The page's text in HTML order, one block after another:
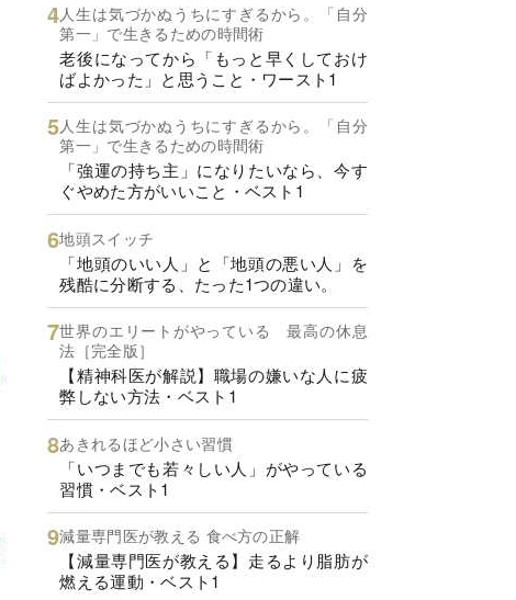
人生は気づかぬうちにすぎるから。「自分
第一」で生きるための時間術
老後になってから「もっと早くしておけ
ばよかった」と思うこと・ワースト1
人生は気づかぬうちにすぎるから。「自分
第一」で生きるための時間術
「強運の持ち主」になりたいなら、今す
ぐやめた方がいいこと・ベスト1
地頭スイッチ
「地頭のいい人」と「地頭の悪い人」を
残酷に分断する、たった1つの違い。
世界のエリートがやっている 最高の休息
法［完全版］
【精神科医が解説】職場の嫌いな人に疲
弊しない方法・ベスト1
あきれるほど小さい習慣
「いつまでも若々しい人」がやっている
習慣・ベスト1
減量専門医が教える 食べ方の正解
【減量専門医が教える】走るより脂肪が
燃える運動・ベスト1